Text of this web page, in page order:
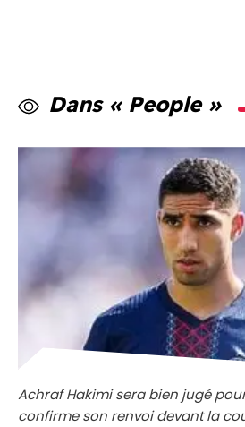
Dans « People »
Achraf Hakimi sera bien jugé
confirme son renvoi devant la